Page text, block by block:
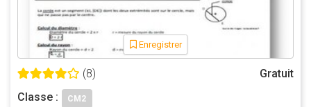
Enregistrer
(8)
Gratuit
Classe :
CM2